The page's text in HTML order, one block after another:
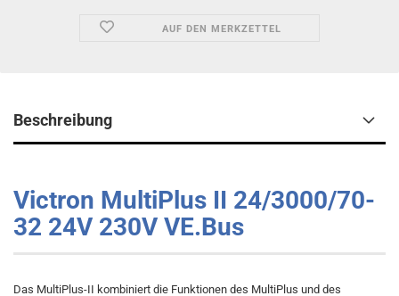
AUF DEN MERKZETTEL
Beschreibung
Victron MultiPlus II 24/3000/70-
32 24V 230V VE.Bus
Das MultiPlus-II kombiniert die Funktionen des MultiPlus und des